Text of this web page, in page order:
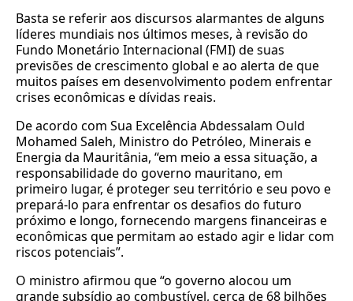
Basta se referir aos discursos alarmantes de alguns
líderes mundiais nos últimos meses, à revisão do
Fundo Monetário Internacional (FMI) de suas
previsões de crescimento global e ao alerta de que
muitos países em desenvolvimento podem enfrentar
crises econômicas e dívidas reais.
De acordo com Sua Excelência Abdessalam Ould
Mohamed Saleh, Ministro do Petróleo, Minerais e
Energia da Mauritânia, “em meio a essa situação, a
responsabilidade do governo mauritano, em
primeiro lugar, é proteger seu território e seu povo e
prepará-lo para enfrentar os desafios do futuro
próximo e longo, fornecendo margens financeiras e
econômicas que permitam ao estado agir e lidar com
riscos potenciais”.
O ministro afirmou que “o governo alocou um
grande subsídio ao combustível, cerca de 68 bilhões